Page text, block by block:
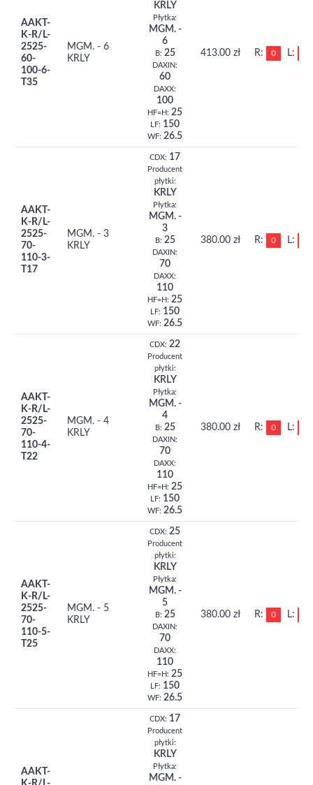
AAKT-
K-R/L-
2525-
60-
100-6-
T35
MGM. - 6
KRLY
KRLY
Płytka:
MGM. -
6
B: 25
DAXIN:
60
DAXX:
100
HF=H: 25
LF: 150
WF: 26.5
413.00 zł R: 0 L:
AAKT-
K-R/L-
2525-
70-
110-3-
T17
MGM. - 3
KRLY
CDX: 17
Producent
płytki:
KRLY
Płytka:
MGM. -
3
B: 25
DAXIN:
70
DAXX:
110
HF=H: 25
LF: 150
WF: 26.5
380.00 zł R: 0 L:
AAKT-
K-R/L-
2525-
70-
110-4-
T22
MGM. - 4
KRLY
CDX: 22
Producent
płytki:
KRLY
Płytka:
MGM. -
4
B: 25
DAXIN:
70
DAXX:
110
HF=H: 25
LF: 150
WF: 26.5
380.00 zł R: 0 L:
AAKT-
K-R/L-
2525-
70-
110-5-
T25
MGM. - 5
KRLY
CDX: 25
Producent
płytki:
KRLY
Płytka:
MGM. -
5
B: 25
DAXIN:
70
DAXX:
110
HF=H: 25
LF: 150
WF: 26.5
380.00 zł R: 0 L:
AAKT-
CDX: 17
Producent
płytki:
KRLY
Płytka:
MGM. -